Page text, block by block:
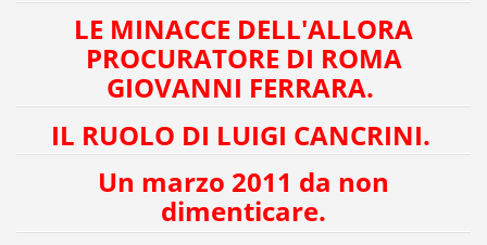
LE MINACCE DELL'ALLORA
PROCURATORE DI ROMA
GIOVANNI FERRARA.
IL RUOLO DI LUIGI CANCRINI.
Un marzo 2011 da non
dimenticare.